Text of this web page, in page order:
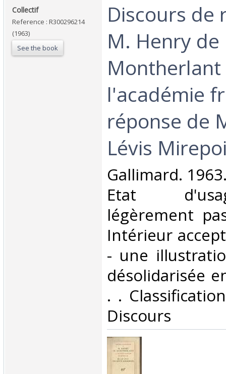
‎Collectif‎
Reference : R300296214
(1963)
See the book
‎Discours de
M. Henry de
Montherlant
l'académie
réponse de
Lévis
‎Gallimard.
Etat
légèrement
Intérieur
- une
désolidarisée
. .
Discours‎